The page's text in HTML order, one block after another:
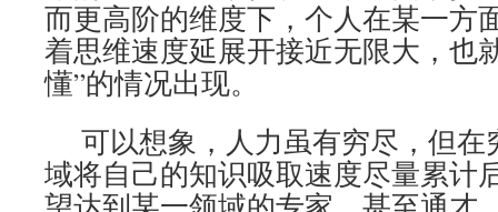
而更高阶的维度下，个人在某一方
着思维速度延展开接近无限大，也
懂”的情况出现。
可以想象，人力虽有穷尽，但在
域将自己的知识吸取速度尽量累计